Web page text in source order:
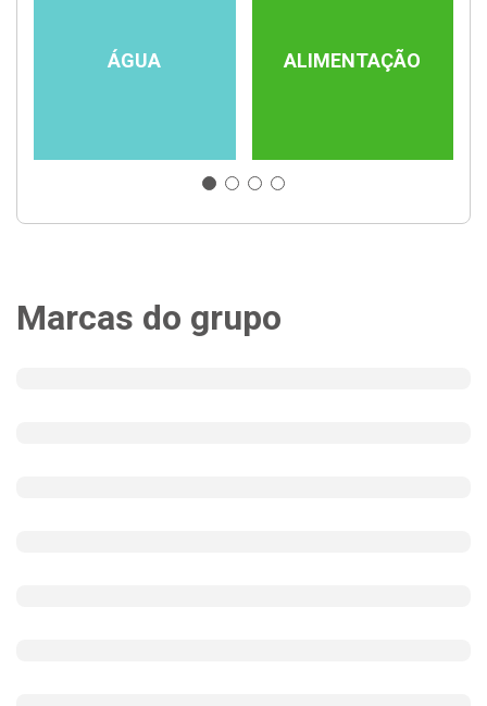
ÁGUA ALIMENTAÇÃO
Marcas do grupo